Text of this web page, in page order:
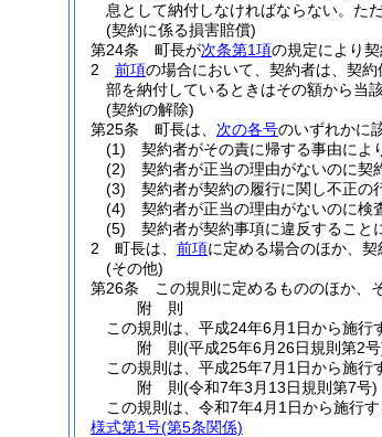
息として納付しなければならない。 た
(契約に係る損害賠償)
第24条
町長が次条第1項の規定により
2
前項の場合において、契約者は、契
部を納付しているときはその額から当
(契約の解除)
第25条
町長は、 次の各号のいずれかに
(1)
契約者がその責に帰する事由によ
(2)
契約者が正当の理由がないのに契
(3)
契約者が契約の履行に関し不正の
(4)
契約者が正当の理由がないのに検
(5)
契約者が契約事項に違反すること
2
町長は、 前項に定める場合のほか、
(その他)
第26条
この規則に定めるもののほか、
附 則
この規則は、平成24年6月1日から施行
附 則(平成25年6月26日規則第2
この規則は、平成25年7月1日から施行
附 則(令和7年3月13日規則第7号)
この規則は、令和7年4月1日から施行す
様式第1号(第5条関係)